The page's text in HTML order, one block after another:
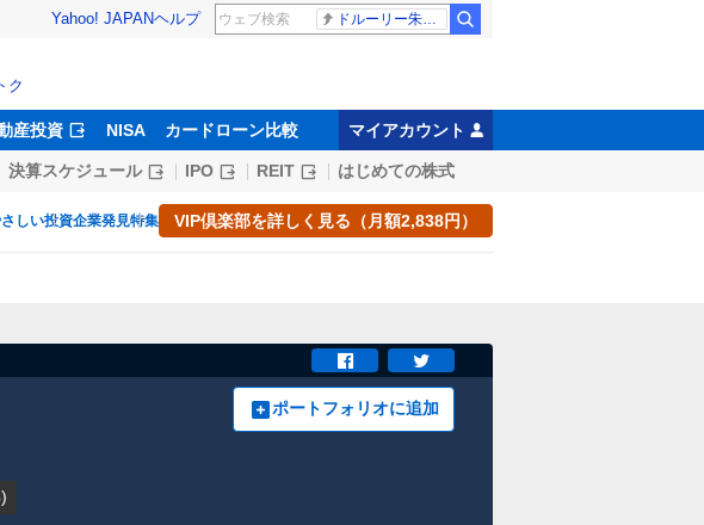
Yahoo! JAPANヘルプ ドルーリー朱瑛里 木田美緒莉
ク
産投資 NISA カードローン比較 マイアカウント
決算スケジュール IPO REIT はじめての株式
しい投資企業発見特集 VIP倶楽部を詳しく見る（月額2,838円）
ポートフォリオに追加
)